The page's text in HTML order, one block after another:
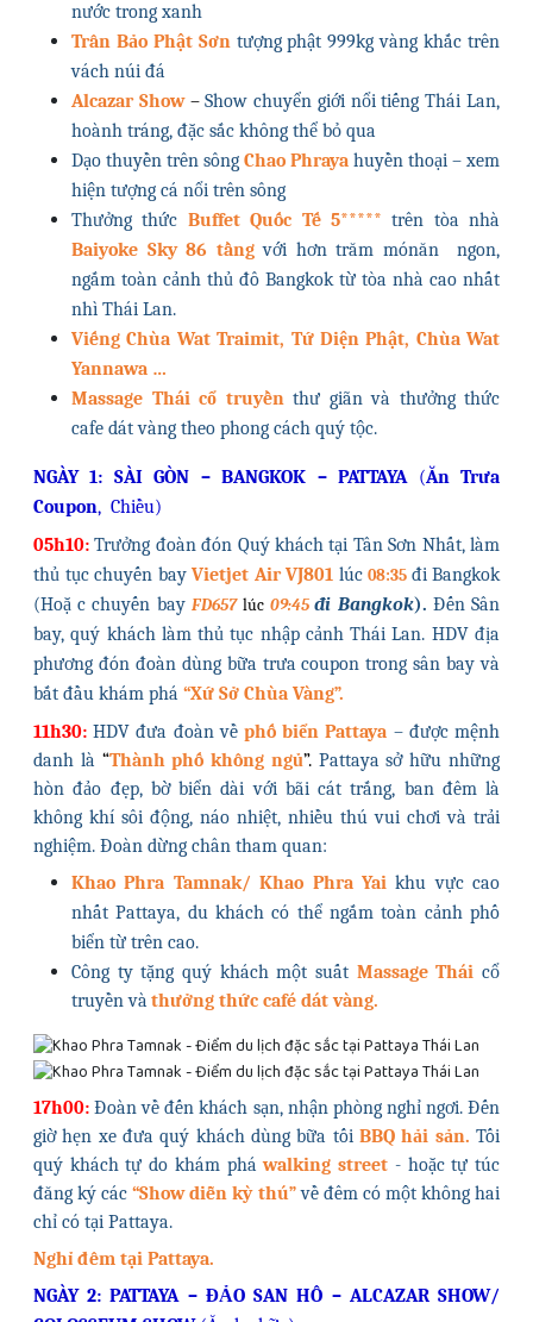
nước trong xanh
Trân Bảo Phật Sơn tượng phật 999kg vàng khắc trên
vách núi đá
Alcazar Show–Show chuyển giới nổi tiếng Thái Lan,
hoành tráng, đặc sắc không thể bỏ qua
Dạo thuyền trên sông Chao Phraya huyền thoại – xem
hiện tượng cá nổi trên sông
Thưởng thức Buffet Quốc Tế 5***** trên tòa nhà
Baiyoke Sky 86 tầngvới hơn trăm mónăn ngon,
ngắm toàn cảnh thủ đô Bangkok từ tòa nhà cao nhất
nhì Thái Lan.
Viếng Chùa Wat Traimit, Tứ Diện Phật, Chùa Wat
Yannawa …
Massage Thái cổ truyền thư giãn và thưởng thức
cafe dát vàng theo phong cách quý tộc.
NGÀY 1: SÀI GÒN – BANGKOK – PATTAYA (Ăn Trưa
Coupon, Chiều)
05h10: Trưởng đoàn đón Quý khách tại Tân Sơn Nhất, làm
thủ tục chuyến bay Vietjet Air VJ801 lúc 08:35 đi Bangkok
(Hoặ c chuyến bay FD657 lúc 09:45đi Bangkok). Đến Sân
bay, quý khách làm thủ tục nhập cảnh Thái Lan. HDV địa
phương đón đoàn dùng bữa trưa coupon trong sân bay và
bắt đầu khám phá “Xứ Sở Chùa Vàng”.
11h30: HDV đưa đoàn về phố biển Pattaya – được mệnh
danh là “Thành phố không ngủ”. Pattaya sở hữu những
hòn đảo đẹp, bờ biển dài với bãi cát trắng, ban đêm là
không khí sôi động, náo nhiệt, nhiều thú vui chơi và trải
nghiệm. Đoàn dừng chân tham quan:
Khao Phra Tamnak/ Khao Phra Yai khu vực cao
nhất Pattaya, du khách có thể ngắm toàn cảnh phố
biển từ trên cao.
Công ty tặng quý khách một suất Massage Thái cổ
truyền và thưởng thức café dát vàng.
17h00: Đoàn về đến khách sạn, nhận phòng nghỉ ngơi. Đến
giờ hẹn xe đưa quý khách dùng bữa tối BBQ hải sản. Tối
quý khách tự do khám phá walking street - hoặc tự túc
đăng ký các“Show diễn kỳ thú”về đêm có một không hai
chỉ có tại Pattaya.
Nghỉ đêm tại Pattaya.
NGÀY 2: PATTAYA – ĐẢO SAN HÔ – ALCAZAR SHOW/